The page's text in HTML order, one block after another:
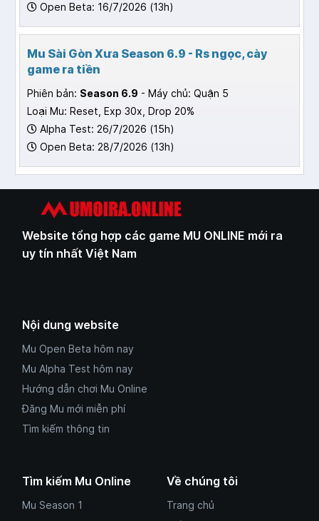
Open Beta: 16/7/2026 (13h)
Mu Sài Gòn Xưa Season 6.9 - Rs ngọc, cày
game ra tiền
Phiên bản: Season 6.9 - Máy chủ: Quận 5
Loại Mu: Reset, Exp 30x, Drop 20%
Alpha Test: 26/7/2026 (15h)
Open Beta: 28/7/2026 (13h)
Website tổng hợp các game MU ONLINE mới ra
uy tín nhất Việt Nam
Nội dung website
Mu Open Beta hôm nay
Mu Alpha Test hôm nay
Hướng dẫn chơi Mu Online
Đăng Mu mới miễn phí
Tìm kiếm thông tin
Tìm kiếm Mu Online
Mu Season 1
Về chúng tôi
Trang chủ